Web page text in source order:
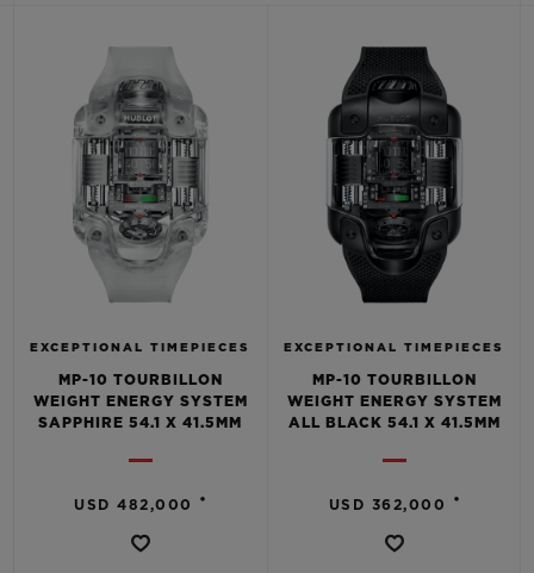
EXCEPTIONAL TIMEPIECES
MP-10 TOURBILLON
WEIGHT ENERGY SYSTEM
SAPPHIRE 54.1 X 41.5MM
USD 482,000 •
EXCEPTIONAL TIMEPIECES
MP-10 TOURBILLON
WEIGHT ENERGY SYSTEM
ALL BLACK 54.1 X 41.5MM
USD 362,000 •
SERVICES EXCLUSIFS
GARANTIE 5+5
HUBLOTISTA ET EXTENSION DE GARANTIE
LIVRAISON ET RETOURS GRATUITS